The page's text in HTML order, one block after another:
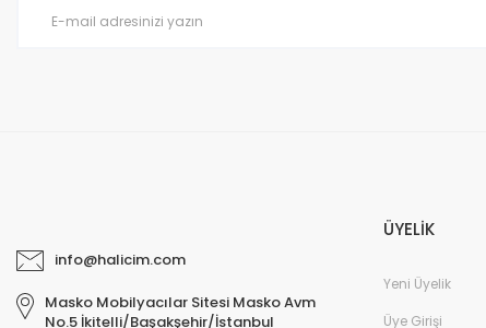
info@halicim.com
Masko Mobilyacılar Sitesi Masko Avm
No.5 İkitelli/Başakşehir/İstanbul
ÜYELİK
Yeni Üyelik
Üye Girişi